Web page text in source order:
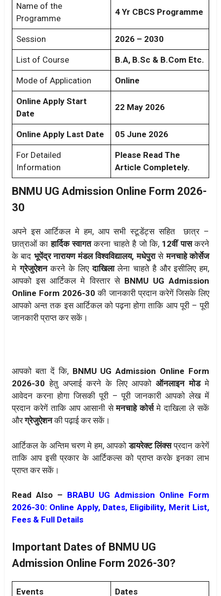
Name of the
Programme
4 Yr CBCS Programme
Session 2026 – 2030
List of Course B.A, B.Sc & B.Com Etc.
Mode of Application Online
Online Apply Start
Date
22 May 2026
Online Apply Last Date 05 June 2026
For Detailed
Information
Please Read The
Article Completely.
BNMU UG Admission Online Form 2026-
30
अपने इस आर्टिकल मे हम, आप सभी स्टूडेंट्स सहित छात्र –
छात्राओं काहार्दिक स्वागतकरना चाहते है जो कि, 12वीं पासकरने
के बाद भूपेंद्र नारायण मंडल विश्वविद्यालय, मधेपुरासेमनचाहे कोर्सेज
मेग्रेजुऐशनकरने के लिएदाखिलालेना चाहते है और इसीलिए हम,
आपको इस आर्टिकल मे विस्तार से BNMU UG Admission
Online Form 2026-30 की जानकारी प्रदान करेगें जिसके लिए
आपको अन्त तक इस आर्टिकल को पढ़ना होगा ताकि आप पूरी – पूरी
जानकारी प्राप्त कर सकें।
आपको बता दें कि, BNMU UG Admission Online Form
2026-30 हेतु अप्लाई करने के लिए आपको ऑनलाइन मोडमे
आवेदन करना होगा जिसकी पूरी – पूरी जानकारी आपको लेख में
प्रदान करेगें ताकि आप आसानी सेमनचाहे कोर्समे दाखिला ले सकें
औरग्रेजुऐशनकी पढ़ाई कर सकें।
आर्टिकल के अन्तिम चरण मे हम, आपकोडायरेक्ट लिंक्सप्रदान करेगें
ताकि आप इसी प्रकार के आर्टिकल्स को प्राप्त करके इनका लाभ
प्राप्त कर सकें।
Read Also – BRABU UG Admission Online Form
2026-30: Online Apply, Dates, Eligibility, Merit List,
Fees & Full Details
Important Dates of BNMU UG
Admission Online Form 2026-30?
Events Dates